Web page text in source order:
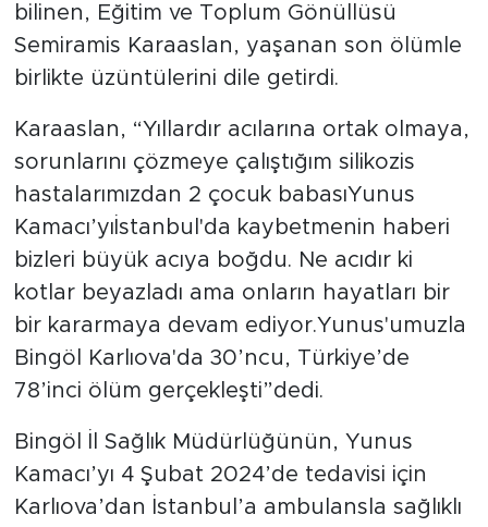
bilinen, Eğitim ve Toplum Gönüllüsü
Semiramis Karaaslan, yaşanan son ölümle
birlikte üzüntülerini dile getirdi.
Karaaslan, “Yıllardır acılarına ortak olmaya,
sorunlarını çözmeye çalıştığım silikozis
hastalarımızdan 2 çocuk babasıYunus
Kamacı’yıİstanbul'da kaybetmenin haberi
bizleri büyük acıya boğdu. Ne acıdır ki
kotlar beyazladı ama onların hayatları bir
bir kararmaya devam ediyor.Yunus'umuzla
Bingöl Karlıova'da 30’ncu, Türkiye’de
78’inci ölüm gerçekleşti”dedi.
Bingöl İl Sağlık Müdürlüğünün, Yunus
Kamacı’yı 4 Şubat 2024’de tedavisi için
Karlıova’dan İstanbul’a ambulansla sağlıklı